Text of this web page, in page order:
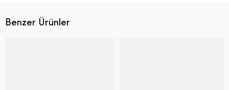
Benzer Ürünler